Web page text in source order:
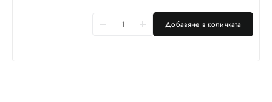
Добавяне в количката